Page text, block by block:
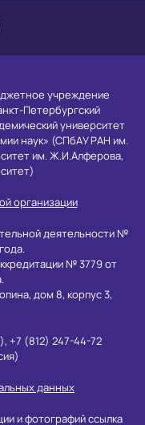
учреждение
Петербургский
университет
наук» (СПбАУ РАН им.
им. Ж.И.Алферова,
организации
деятельности №
№ 3779 от
дом 8, корпус 3,
+7 (812) 247-44-72
данных
и фотографий ссылка